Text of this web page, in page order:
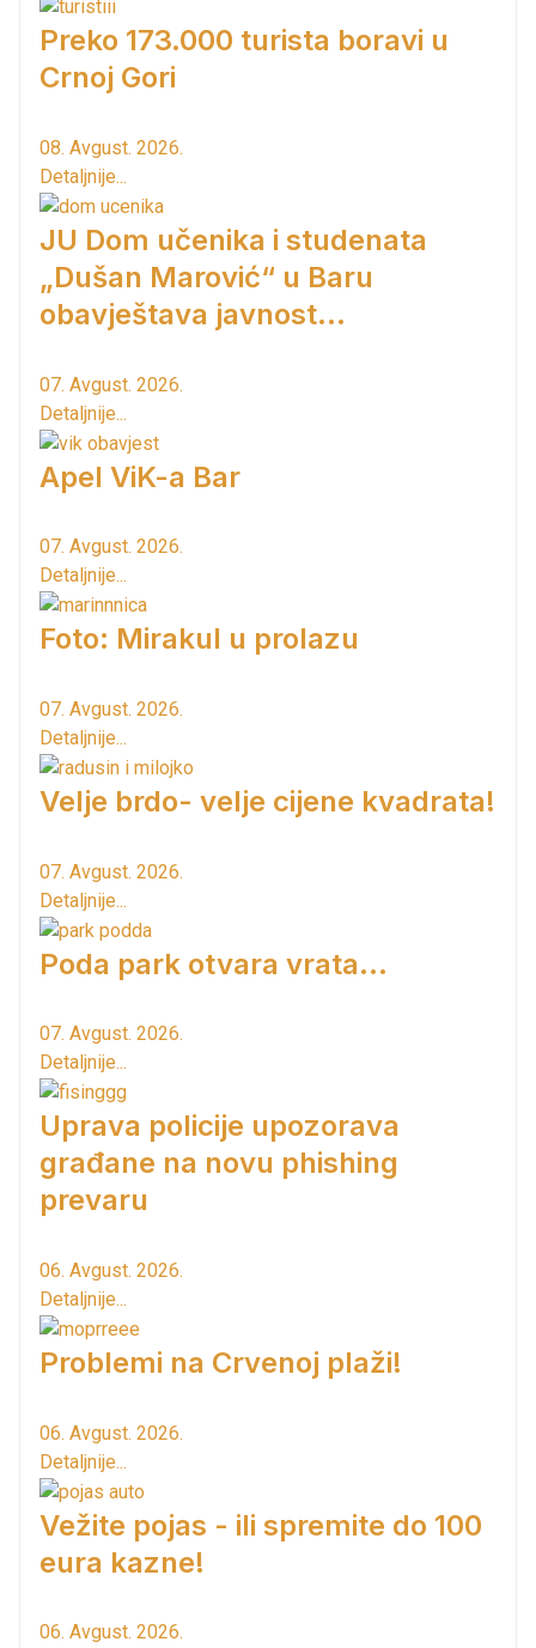
Preko 173.000 turista boravi u
Crnoj Gori
08. Avgust. 2026.
Detaljnije...
JU Dom učenika i studenata
„Dušan Marović“ u Baru
obavještava javnost...
07. Avgust. 2026.
Detaljnije...
Apel ViK-a Bar
07. Avgust. 2026.
Detaljnije...
Foto: Mirakul u prolazu
07. Avgust. 2026.
Detaljnije...
Velje brdo- velje cijene kvadrata!
07. Avgust. 2026.
Detaljnije...
Poda park otvara vrata...
07. Avgust. 2026.
Detaljnije...
Uprava policije upozorava
građane na novu phishing
prevaru
06. Avgust. 2026.
Detaljnije...
Problemi na Crvenoj plaži!
06. Avgust. 2026.
Detaljnije...
Vežite pojas - ili spremite do 100
eura kazne!
06. Avgust. 2026.